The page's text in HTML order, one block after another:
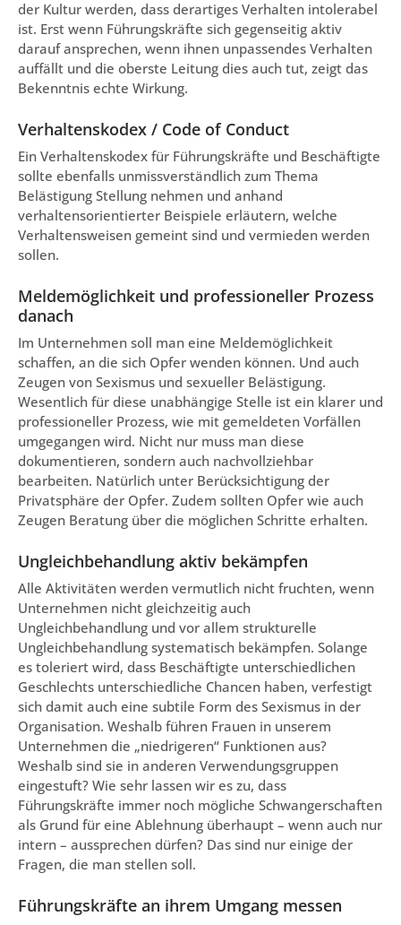
der Kultur werden, dass derartiges Verhalten intolerabel
ist. Erst wenn Führungskräfte sich gegenseitig aktiv
darauf ansprechen, wenn ihnen unpassendes Verhalten
auffällt und die oberste Leitung dies auch tut, zeigt das
Bekenntnis echte Wirkung.
Verhaltenskodex / Code of Conduct
Ein Verhaltenskodex für Führungskräfte und Beschäftigte
sollte ebenfalls unmissverständlich zum Thema
Belästigung Stellung nehmen und anhand
verhaltensorientierter Beispiele erläutern, welche
Verhaltensweisen gemeint sind und vermieden werden
sollen.
Meldemöglichkeit und professioneller Prozess
danach
Im Unternehmen soll man eine Meldemöglichkeit
schaffen, an die sich Opfer wenden können. Und auch
Zeugen von Sexismus und sexueller Belästigung.
Wesentlich für diese unabhängige Stelle ist ein klarer und
professioneller Prozess, wie mit gemeldeten Vorfällen
umgegangen wird. Nicht nur muss man diese
dokumentieren, sondern auch nachvollziehbar
bearbeiten. Natürlich unter Berücksichtigung der
Privatsphäre der Opfer. Zudem sollten Opfer wie auch
Zeugen Beratung über die möglichen Schritte erhalten.
Ungleichbehandlung aktiv bekämpfen
Alle Aktivitäten werden vermutlich nicht fruchten, wenn
Unternehmen nicht gleichzeitig auch
Ungleichbehandlung und vor allem strukturelle
Ungleichbehandlung systematisch bekämpfen. Solange
es toleriert wird, dass Beschäftigte unterschiedlichen
Geschlechts unterschiedliche Chancen haben, verfestigt
sich damit auch eine subtile Form des Sexismus in der
Organisation. Weshalb führen Frauen in unserem
Unternehmen die „niedrigeren“ Funktionen aus?
Weshalb sind sie in anderen Verwendungsgruppen
eingestuft? Wie sehr lassen wir es zu, dass
Führungskräfte immer noch mögliche Schwangerschaften
als Grund für eine Ablehnung überhaupt – wenn auch nur
intern – aussprechen dürfen? Das sind nur einige der
Fragen, die man stellen soll.
Führungskräfte an ihrem Umgang messen